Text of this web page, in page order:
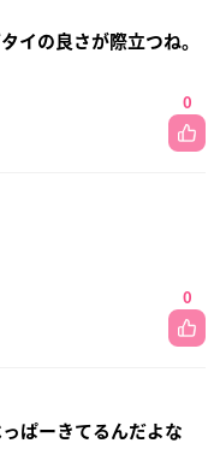
イの良さが際立つね。
0
0
ぱーきてるんだよな